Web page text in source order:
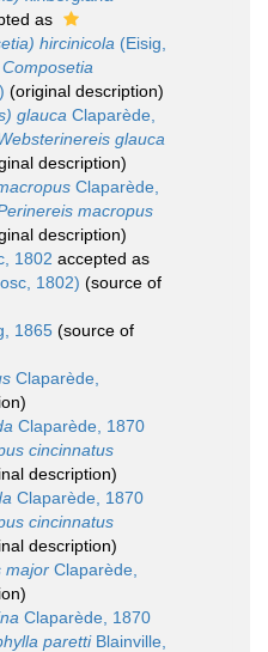
as
hircinicola (Eisig,
Composetia
(original description)
glauca Claparède,
glauca
description)
Claparède,
macropus
description)
1802 accepted as
1802) (source of
1865 (source of
Claparède,
Claparède, 1870
cincinnatus
description)
Claparède, 1870
cincinnatus
description)
major Claparède,
Claparède, 1870
parettiBlainville,